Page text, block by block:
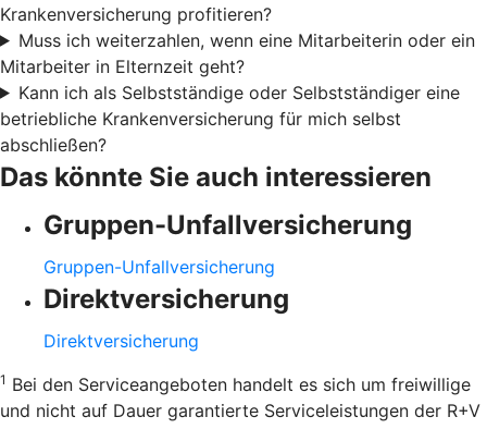
Krankenversicherung profitieren?
Muss ich weiterzahlen, wenn eine Mitarbeiterin oder ein
Mitarbeiter in Elternzeit geht?
Kann ich als Selbstständige oder Selbstständiger eine
betriebliche Krankenversicherung für mich selbst
abschließen?
Das könnte Sie auch interessieren
Gruppen-Unfallversicherung
Gruppen-Unfallversicherung
Direktversicherung
Direktversicherung
1 Bei den Serviceangeboten handelt es sich um freiwillige
und nicht auf Dauer garantierte Serviceleistungen der R+V